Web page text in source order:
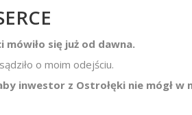
mówiło się już od dawna.
o moim odejściu.
inwestor z Ostrołęki nie mógł w